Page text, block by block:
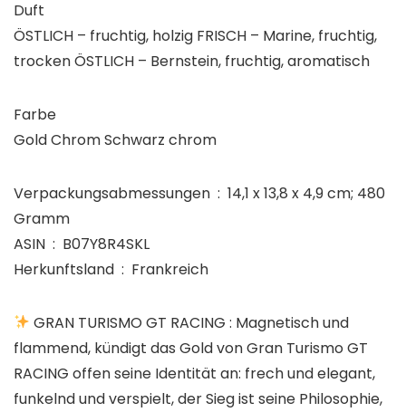
Duft
ÖSTLICH – fruchtig, holzig FRISCH – Marine, fruchtig,
trocken ÖSTLICH – Bernstein, fruchtig, aromatisch
Farbe
Gold Chrom Schwarz chrom
Verpackungsabmessungen ‏ : ‎ 14,1 x 13,8 x 4,9 cm; 480
Gramm
ASIN ‏ : ‎ B07Y8R4SKL
Herkunftsland ‏ : ‎ Frankreich
GRAN TURISMO GT RACING : Magnetisch und
flammend, kündigt das Gold von Gran Turismo GT
RACING offen seine Identität an: frech und elegant,
funkelnd und verspielt, der Sieg ist seine Philosophie,